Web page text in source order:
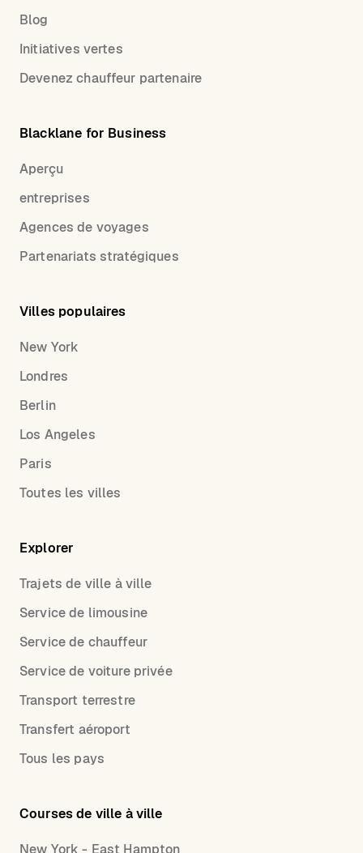
Blog
Initiatives vertes
Devenez chauffeur partenaire
Blacklane for Business
Aperçu
entreprises
Agences de voyages
Partenariats stratégiques
Villes populaires
New York
Londres
Berlin
Los Angeles
Paris
Toutes les villes
Explorer
Trajets de ville à ville
Service de limousine
Service de chauffeur
Service de voiture privée
Transport terrestre
Transfert aéroport
Tous les pays
Courses de ville à ville
New York - East Hampton